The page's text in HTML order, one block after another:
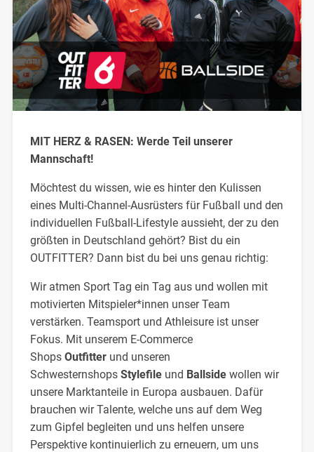
MIT HERZ & RASEN: Werde Teil unserer
Mannschaft!
Möchtest du wissen, wie es hinter den Kulissen
eines Multi-Channel-Ausrüsters für Fußball und den
individuellen Fußball-Lifestyle aussieht, der zu den
größten in Deutschland gehört? Bist du ein
OUTFITTER? Dann bist du bei uns genau richtig:
Wir atmen Sport Tag ein Tag aus und wollen mit
motivierten Mitspieler*innen unser Team
verstärken. Teamsport und Athleisure ist unser
Fokus. Mit unserem E-Commerce
ShopsOutfitter und unseren
Schwesternshops Stylefile und Ballsidewollen wir
unsere Marktanteile in Europa ausbauen. Dafür
brauchen wir Talente, welche uns auf dem Weg
zum Gipfel begleiten und uns helfen unsere
Perspektive kontinuierlich zu erneuern, um uns